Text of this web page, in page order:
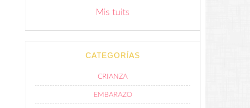
Mis tuits
CATEGORÍAS
CRIANZA
EMBARAZO